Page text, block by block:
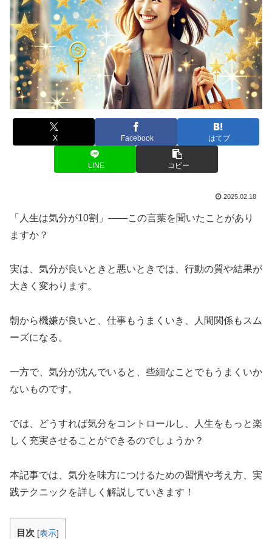
X Facebook はてブ
LINE コピー
2025.02.18
「人生は気分が10割」——この言葉を聞いたことがあり
ますか？
実は、気分が良いときと悪いときでは、行動の質や結果が
大きく変わります。
朝から機嫌が良いと、仕事もうまくいき、人間関係もスム
ーズになる。
一方で、気分が沈んでいると、些細なことでもうまくいか
ないものです。
では、どうすれば気分をコントロールし、人生をもっと楽
しく充実させることができるのでしょうか？
本記事では、気分を味方につけるための習慣や考え方、実
践テクニックを詳しく解説していきます！
目次 [表示]